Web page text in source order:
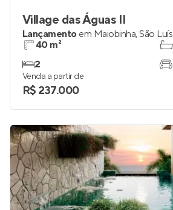
Village das Águas II
Lançamento em Maiobinha,São Luís
40 m²
2
Venda a partir de
R$ 237.000